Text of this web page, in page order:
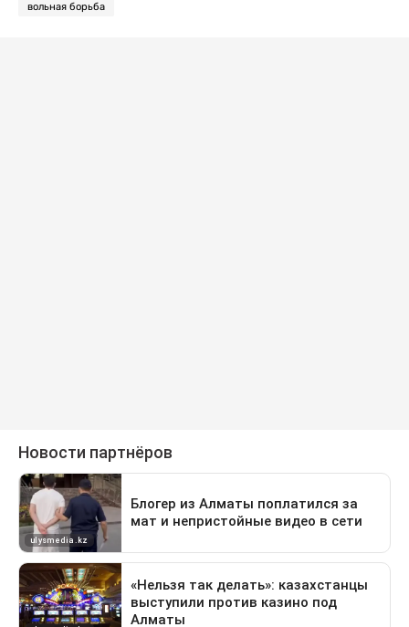
вольная борьба